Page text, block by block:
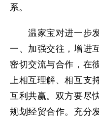
系。
温家宝对进一步发
一、加强交往，增进
密切交流与合作，在
上相互理解、相互支
互利共赢。双方要尽
规划经贸合作。充分